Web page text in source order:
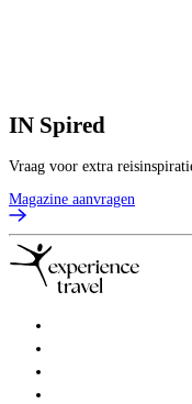
IN Spired
Vraag voor extra
Magazine aanvragen